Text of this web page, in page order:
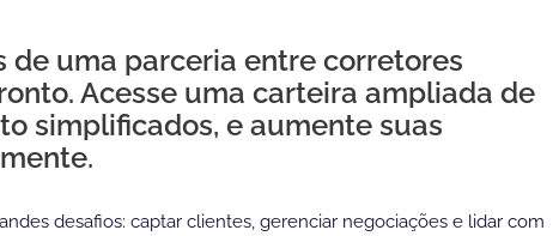
de uma parceria entre corretores
Acesse uma carteira ampliada de
simplificados, e aumente suas
desafios: captar clientes, gerenciar negociações e lidar com